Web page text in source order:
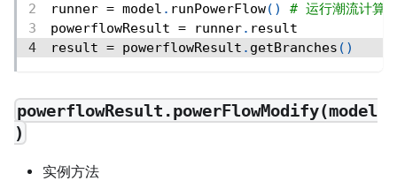
runner = model . runPowerFlow( )
# 运行潮流计算
powerflowResult = runner. result
result = powerflowResult . getBranches ( )
powerflowResult.powerFlowModify(model
)
实例方法